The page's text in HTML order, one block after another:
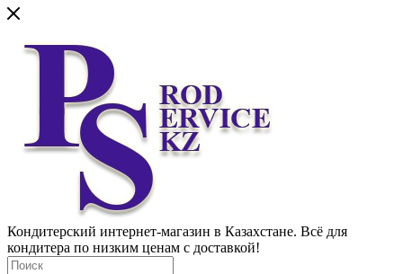
Кондитерский интернет-магазин в Казахстане. Всё для
кондитера по низким ценам с доставкой!